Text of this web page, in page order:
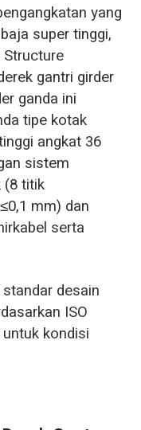
yang
super tinggi,
gantri girder
ganda ini
tipe kotak
angkat 36
sistem
(8 titik
mm) dan
serta
desain
ISO
kondisi